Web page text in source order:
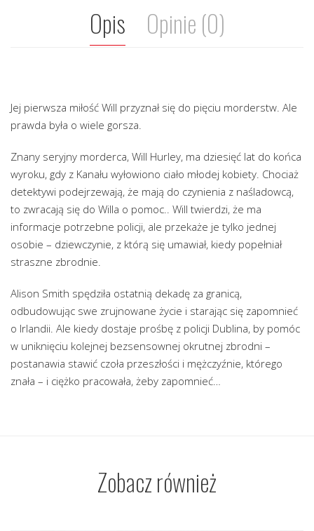
Opis Opinie (0)
Jej pierwsza miłość Will przyznał się do pięciu morderstw. Ale
prawda była o wiele gorsza.
Znany seryjny morderca, Will Hurley, ma dziesięć lat do końca
wyroku, gdy z Kanału wyłowiono ciało młodej kobiety. Chociaż
detektywi podejrzewają, że mają do czynienia z naśladowcą,
to zwracają się do Willa o pomoc.. Will twierdzi, że ma
informacje potrzebne policji, ale przekaże je tylko jednej
osobie – dziewczynie, z którą się umawiał, kiedy popełniał
straszne zbrodnie.
Alison Smith spędziła ostatnią dekadę za granicą,
odbudowując swe zrujnowane życie i starając się zapomnieć
o Irlandii. Ale kiedy dostaje prośbę z policji Dublina, by pomóc
w uniknięciu kolejnej bezsensownej okrutnej zbrodni –
postanawia stawić czoła przeszłości i mężczyźnie, którego
znała – i ciężko pracowała, żeby zapomnieć…
Zobacz również